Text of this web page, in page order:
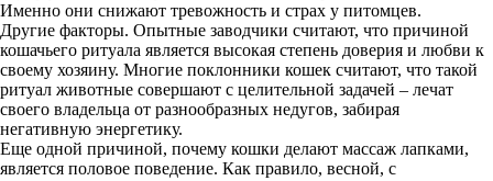
Именно они снижают тревожность и страх у питомцев.
Другие факторы. Опытные заводчики считают, что причиной
кошачьего ритуала является высокая степень доверия и любви к
своему хозяину. Многие поклонники кошек считают, что такой
ритуал животные совершают с целительной задачей – лечат
своего владельца от разнообразных недугов, забирая
негативную энергетику.
Еще одной причиной, почему кошки делают массаж лапками,
является половое поведение. Как правило, весной, с